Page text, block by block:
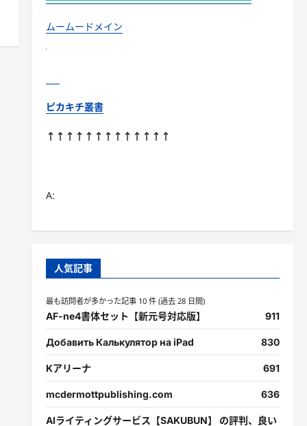
ムームードメイン
ピカキチ叢書
↑↑↑↑↑↑↑↑↑↑↑↑↑
A:
人気記事
最も訪問者が多かった記事 10 件 (過去 28 日間)
AF-ne4書体セット【新元号対応版】 911
Добавить Калькулятор на iPad 830
Kアリーナ 691
mcdermottpublishing.com 636
AIライティングサービス【SAKUBUN】 の評判、良い